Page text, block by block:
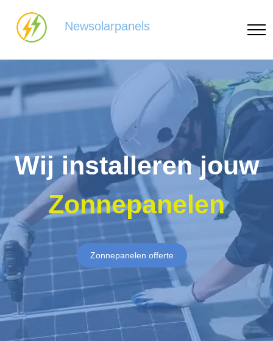
Newsolarpanels
Wij installeren jouw
Zonnepanelen
Zonnepanelen offerte